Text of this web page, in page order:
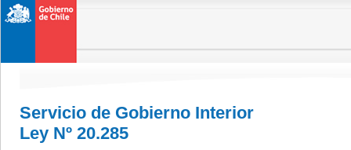
Servicio de Gobierno Interior
Ley Nº 20.285